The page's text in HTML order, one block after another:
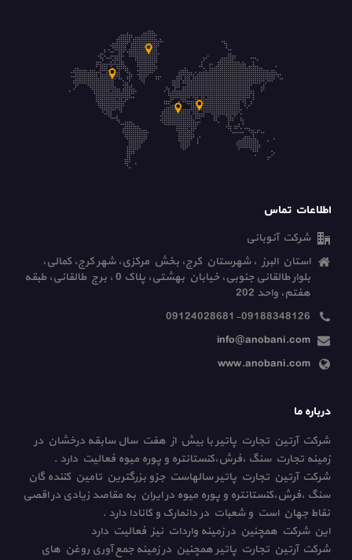
اطلاعات تماس
شرکت آنوبانی
استان البرز ، شهرستان کرج، بخش مرکزی، شهر کرج، کمالی،
بلوار طالقانی جنوبی، خیابان بهشتی، پلاک 0 ، برج طالقانی، طبقه
هفتم، واحد 202
09124028681-09188348126
info@anobani.com
www.anobani.com
درباره ما
شرکت آرتین تجارت پاتیر با بیش از هفت سال سابقه درخشان در
زمینه تجارت سنگ ،فرش،کنستانتره و پوره میوه فعالیت دارد .
شرکت آرتین تجارت پاتیر سالهاست جزو بزرگترین تامین کننده گان
سنگ ،فرش،کنستانتره و پوره میوه در ایران به مقاصد زیادی در اقصی
نقاط جهان است و شعبات در دانمارک و کانادا دارد .
این شرکت همچنین در زمینه واردات نیز فعالیت دارد
شرکت آرتین تجارت پاتیر همچنین در زمینه جمع آوری روغن های